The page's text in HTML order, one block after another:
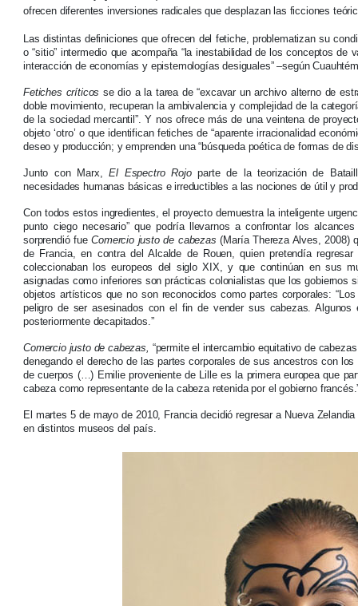
ofrecen diferentes inversiones radicales que desplazan las ficciones
Las distintas definiciones que ofrecen del fetiche, problematizan su
o “sitio” intermedio que acompaña “la inestabilidad de los conceptos de
interacción de economías y epistemologías desiguales” –según
Fetiches críticos se dio a la tarea de “excavar un archivo alterno de
doble movimiento, recuperan la ambivalencia y complejidad de la
de la sociedad mercantil”. Y nos ofrece más de una veintena de
objeto ‘otro’ o que identifican fetiches de “aparente irracionalidad
deseo y producción; y emprenden una “búsqueda poética de formas de
Junto con Marx,El Espectro Rojoparte de la teorización de
necesidades humanas básicas e irreductibles a las nociones de útil y
Con todos estos ingredientes, el proyecto demuestra la inteligente
punto ciego necesario” que podría llevarnos a confrontar los
sorprendió fueComercio justo de cabezas(María Thereza Alves, 2008)
de Francia, en contra del Alcalde de Rouen, quien pretendía
coleccionaban los europeos del siglo XIX, y que continúan en sus
asignadas como inferiores son prácticas colonialistas que los gobiernos
objetos artísticos que no son reconocidos como partes corporales:
peligro de ser asesinados con el fin de vender sus cabezas.
posteriormente decapitados.”
Comercio justo de cabezas, “permite el intercambio equitativo de
denegando el derecho de las partes corporales de sus ancestros con
de cuerpos (…) Emilie proveniente de Lille es la primera europea que
cabeza como representante de la cabeza retenida por el gobierno
El martes 5 de mayo de 2010, Francia decidió regresar a Nueva
en distintos museos del país.